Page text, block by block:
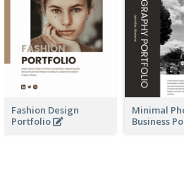
Fashion Design
Portfolio
Minimal
Business